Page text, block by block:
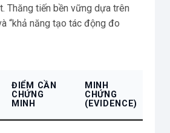
Thăng tiến bền vững dựa trên
“khả năng tạo tác động đo
ĐIỂM CẦN
CHỨNG
MINH
MINH
CHỨNG
(EVIDENCE)